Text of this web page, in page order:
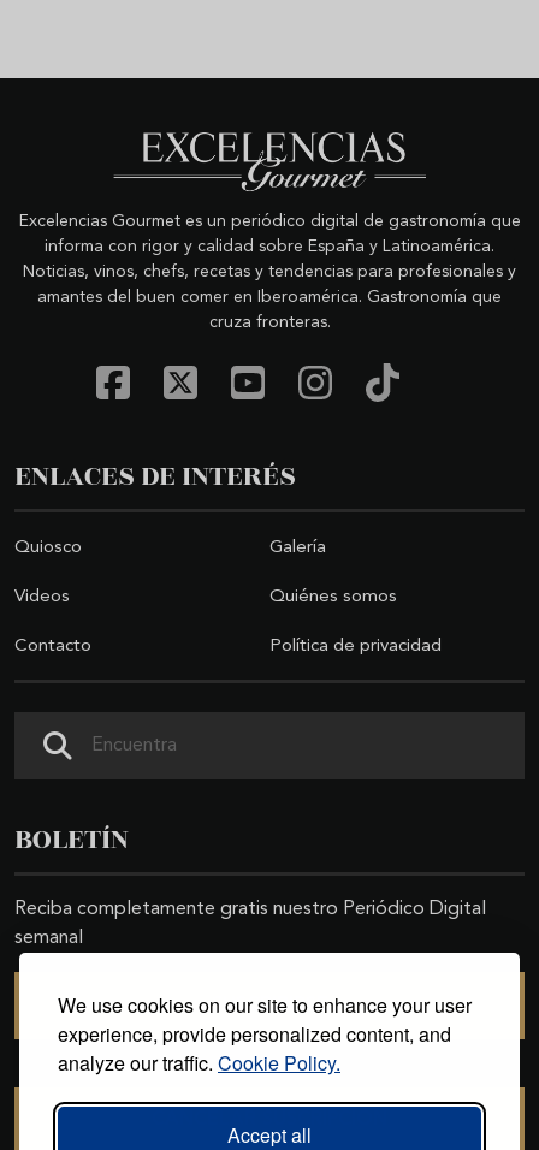
We use cookies on our site to enhance your user
experience, provide personalized content, and
analyze our traffic. Cookie Policy.
Accept all
Excelencias Gourmet es un periódico digital de gastronomía que
informa con rigor y calidad sobre España y Latinoamérica.
Noticias, vinos, chefs, recetas y tendencias para profesionales y
amantes del buen comer en Iberoamérica. Gastronomía que
cruza fronteras.
ENLACES DE INTERÉS
Quiosco Galería
Videos Quiénes somos
Contacto Política de privacidad
BOLETÍN
Reciba completamente gratis nuestro Periódico Digital
semanal
SUSCRIBIRSE